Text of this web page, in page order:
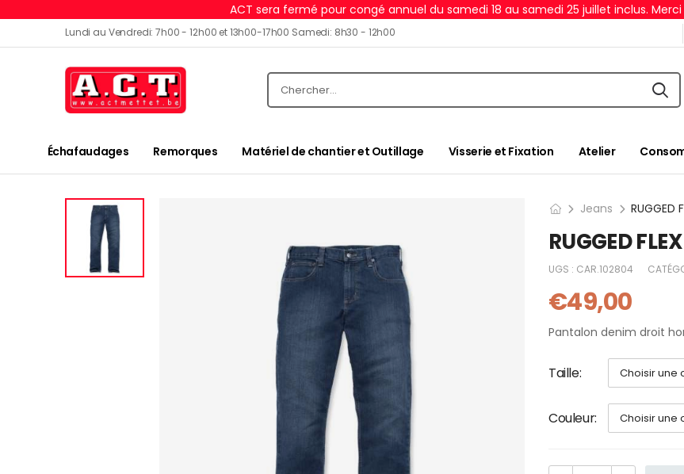
ACT sera fermé pour congé annuel du samedi 18 au samedi 25 juillet inclus.
Lundi au Vendredi: 7h00 - 12h00 et 13h00-17h00 Samedi: 8h30 - 12h00
Échafaudages Remorques Matériel de chantier et Outillage Visserie et Fixation Atelier
Jeans
RUGGED
UGS : CAR.102804
€49,00
Pantalon denim droit
Taille
Couleur